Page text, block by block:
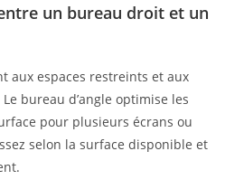
un bureau droit et un
aux espaces restreints et aux
bureau d’angle optimise les
pour plusieurs écrans ou
selon la surface disponible et